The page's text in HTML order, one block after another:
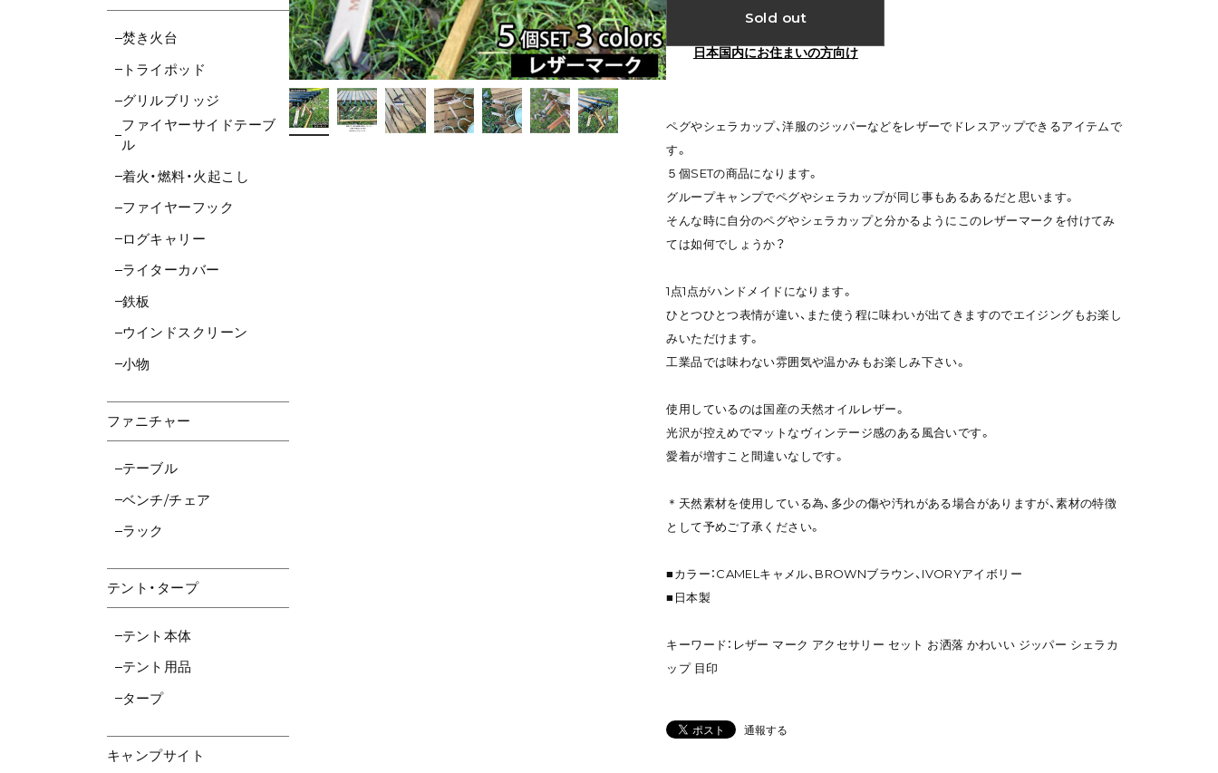
焚き火台
トライポッド
グリルブリッジ
ファイヤーサイドテーブ
ル
着火・燃料・火起こし
ファイヤーフック
ログキャリー
ライターカバー
鉄板
ウインドスクリーン
小物
ファニチャー
テーブル
ベンチ/チェア
ラック
テント・タープ
テント本体
テント用品
タープ
キャンプサイト
Sold out
日本国内にお住まいの方向け
ペグやシェラカップ、洋服のジッパーなどをレザーでドレスアップできるアイテムで
す。
５個SETの商品になります。
グループキャンプでペグやシェラカップが同じ事もあるあるだと思います。
そんな時に自分のペグやシェラカップと分かるようにこのレザーマークを付けてみ
ては如何でしょうか？
1点1点がハンドメイドになります。
ひとつひとつ表情が違い、また使う程に味わいが出てきますのでエイジングもお楽し
みいただけます。
工業品では味わない雰囲気や温かみもお楽しみ下さい。
使用しているのは国産の天然オイルレザー。
光沢が控えめでマットなヴィンテージ感のある風合いです。
愛着が増すこと間違いなしです。
＊天然素材を使用している為、多少の傷や汚れがある場合がありますが、素材の特徴
として予めご了承ください。
■カラー：CAMELキャメル、BROWNブラウン、IVORYアイボリー
■日本製
キーワード：レザー マーク アクセサリー セット お洒落 かわいい ジッパー シェラカ
ップ 目印
通報する